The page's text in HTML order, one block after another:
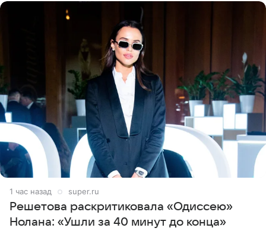
1 час назад super.ru
Решетова раскритиковала «Одиссею»
Нолана: «Ушли за 40 минут до конца»